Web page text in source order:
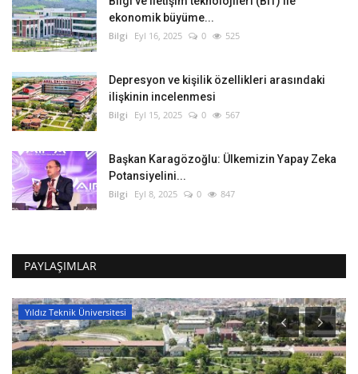
ekonomik büyüme...
Bilgi Eyl 16, 2025 0 525
Depresyon ve kişilik özellikleri arasındaki
ilişkinin incelenmesi
Bilgi Eyl 15, 2025 0 567
Başkan Karagözoğlu: Ülkemizin Yapay Zeka
Potansiyelini...
Bilgi Eyl 8, 2025 0 847
PAYLAŞIMLAR
Yıldız Teknik Üniversitesi